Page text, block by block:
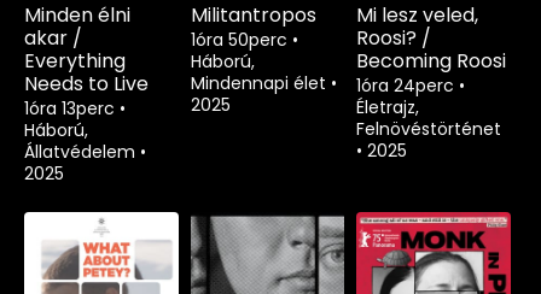
Minden élni
akar /
Everything
Needs to Live
1óra 13perc •
Háború,
Állatvédelem •
2025
Militantropos
1óra 50perc •
Háború,
Mindennapi élet •
2025
Mi lesz veled,
Roosi? /
Becoming Roosi
1óra 24perc •
Életrajz,
Felnövéstörténet
• 2025